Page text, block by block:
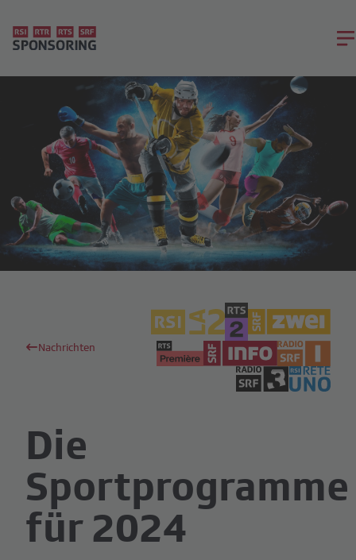
Nachrichten
Die
Sportprogramme
für 2024